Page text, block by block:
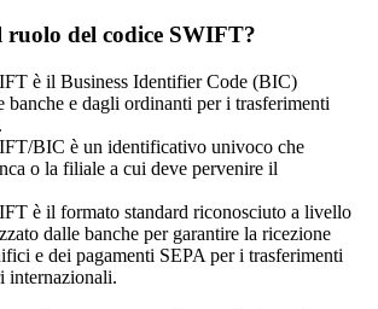
ruolo del codice SWIFT?
è il Business Identifier Code (BIC)
banche e dagli ordinanti per i trasferimenti
BIC è un identificativo univoco che
o la filiale a cui deve pervenire il
è il formato standard riconosciuto a livello
dalle banche per garantire la ricezione
e dei pagamenti SEPA per i trasferimenti
internazionali.